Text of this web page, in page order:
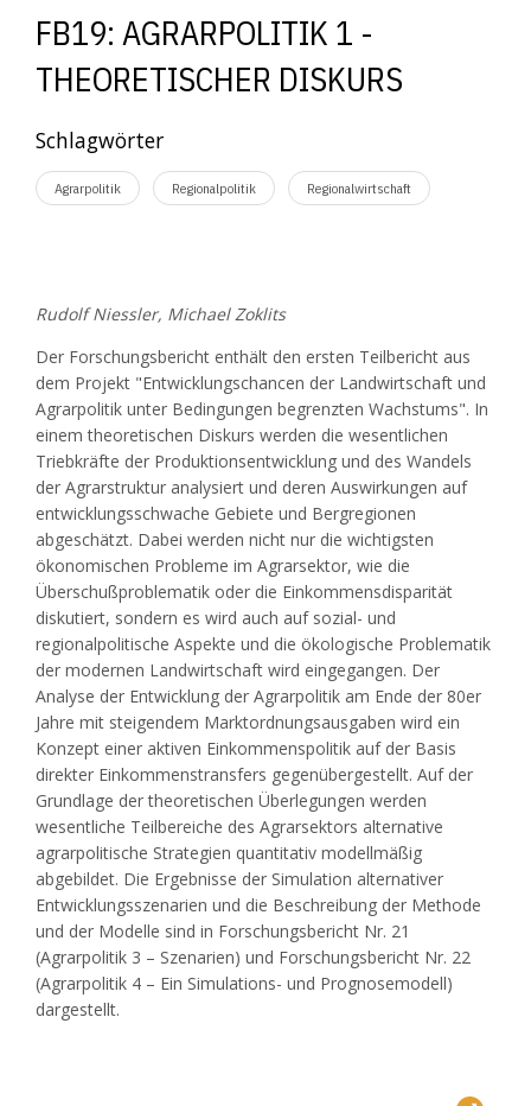
FB19: AGRARPOLITIK 1 -
THEORETISCHER DISKURS
Schlagwörter
Agrarpolitik Regionalpolitik Regionalwirtschaft
Rudolf Niessler, Michael Zoklits
Der Forschungsbericht enthält den ersten Teilbericht aus
dem Projekt "Entwicklungschancen der Landwirtschaft und
Agrarpolitik unter Bedingungen begrenzten Wachstums". In
einem theoretischen Diskurs werden die wesentlichen
Triebkräfte der Produktionsentwicklung und des Wandels
der Agrarstruktur analysiert und deren Auswirkungen auf
entwicklungsschwache Gebiete und Bergregionen
abgeschätzt. Dabei werden nicht nur die wichtigsten
ökonomischen Probleme im Agrarsektor, wie die
Überschußproblematik oder die Einkommensdisparität
diskutiert, sondern es wird auch auf sozial- und
regionalpolitische Aspekte und die ökologische Problematik
der modernen Landwirtschaft wird eingegangen. Der
Analyse der Entwicklung der Agrarpolitik am Ende der 80er
Jahre mit steigendem Marktordnungsausgaben wird ein
Konzept einer aktiven Einkommenspolitik auf der Basis
direkter Einkommenstransfers gegenübergestellt. Auf der
Grundlage der theoretischen Überlegungen werden
wesentliche Teilbereiche des Agrarsektors alternative
agrarpolitische Strategien quantitativ modellmäßig
abgebildet. Die Ergebnisse der Simulation alternativer
Entwicklungsszenarien und die Beschreibung der Methode
und der Modelle sind in Forschungsbericht Nr. 21
(Agrarpolitik 3 – Szenarien) und Forschungsbericht Nr. 22
(Agrarpolitik 4 – Ein Simulations- und Prognosemodell)
dargestellt.